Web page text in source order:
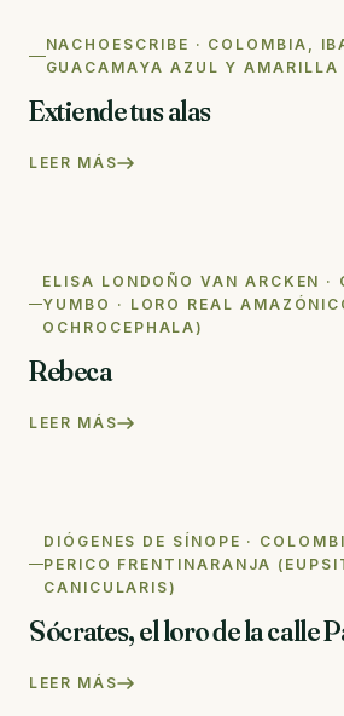
NACHOESCRIBE · COLOMBIA,
GUACAMAYA AZUL Y AMARILLA
Extiende tus alas
LEER MÁS
ELISA LONDOÑO VAN ARCKEN ·
YUMBO · LORO REAL
OCHROCEPHALA)
Rebeca
LEER MÁS
DIÓGENES DE SÍNOPE ·
PERICO FRENTINARANJA
CANICULARIS)
Sócrates, el loro de la calle
LEER MÁS